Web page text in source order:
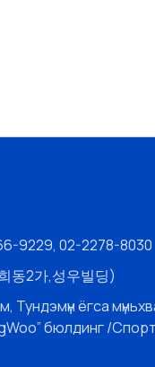
9229, 02-2278-8030
동2가,성우빌딩)
ёгса
бюлдинг /Спорт